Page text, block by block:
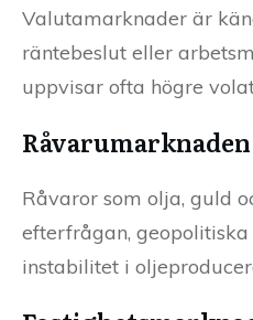
Valutamarknader är
räntebeslut eller
uppvisar ofta högre
Råvarumarknaden
Råvaror som olja, guld
efterfrågan,
instabilitet i